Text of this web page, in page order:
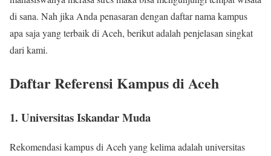
di sana. Nah jika Anda penasaran dengan daftar nama kampus
apa saja yang terbaik di Aceh, berikut adalah penjelasan singkat
dari kami.
Daftar Referensi Kampus di Aceh
1. Universitas Iskandar Muda
Rekomendasi kampus di Aceh yang kelima adalah universitas